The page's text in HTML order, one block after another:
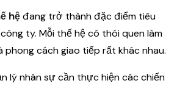
hệđang trở thành đặc điểm tiêu
ty. Mỗi thế hệ có thói quen làm
phong cách giao tiếp rất khác nhau.
lý nhân sự cần thực hiện các chiến